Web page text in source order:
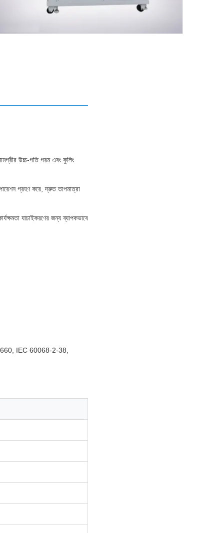
উচ্চ-গতি গরম এবং কুলিং
গ্রহণ করে, দ্রুত তাপমাত্রা
যাচাইকরণের জন্য ব্যাপকভাবে
IEC 60068-2-38,